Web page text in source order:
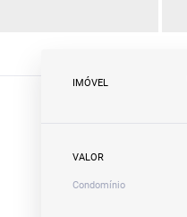
IMÓVEL
VALOR
Condomínio